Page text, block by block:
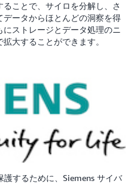
ことで、サイロを分解し、さ
データからほとんどの洞察を得
ストレージとデータ処理のニ
大することができます。
するために、Siemens サイバ